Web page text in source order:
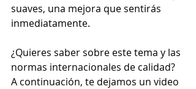
suaves, una mejora que sentirás
inmediatamente.
¿Quieres saber sobre este tema y las
normas internacionales de calidad?
A continuación, te dejamos un video